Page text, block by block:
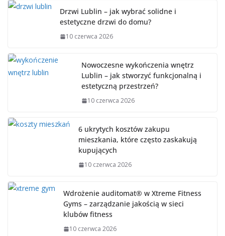
Drzwi Lublin – jak wybrać solidne i
estetyczne drzwi do domu?
10 czerwca 2026
Nowoczesne wykończenia wnętrz
Lublin – jak stworzyć funkcjonalną i
estetyczną przestrzeń?
10 czerwca 2026
6 ukrytych kosztów zakupu
mieszkania, które często zaskakują
kupujących
10 czerwca 2026
Wdrożenie auditomat® w Xtreme Fitness
Gyms – zarządzanie jakością w sieci
klubów fitness
10 czerwca 2026